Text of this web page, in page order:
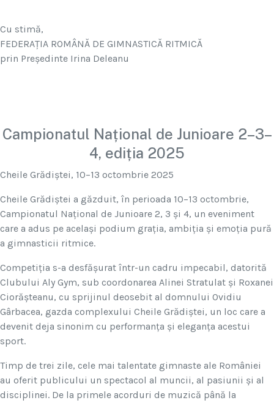
Cu stimă,
FEDERAȚIA ROMÂNĂ DE GIMNASTICĂ RITMICĂ
prin Președinte Irina Deleanu
Campionatul Național de Junioare 2–3–
4, ediția 2025
Cheile Grădiștei, 10–13 octombrie 2025
Cheile Grădiștei a găzduit, în perioada 10–13 octombrie,
Campionatul Național de Junioare 2, 3 și 4, un eveniment
care a adus pe același podium grația, ambiția și emoția pură
a gimnasticii ritmice.
Competiția s-a desfășurat într-un cadru impecabil, datorită
Clubului Aly Gym, sub coordonarea Alinei Stratulat și Roxanei
Ciorășteanu, cu sprijinul deosebit al domnului Ovidiu
Gârbacea, gazda complexului Cheile Grădiștei, un loc care a
devenit deja sinonim cu performanța și eleganța acestui
sport.
Timp de trei zile, cele mai talentate gimnaste ale României
au oferit publicului un spectacol al muncii, al pasiunii și al
disciplinei. De la primele acorduri de muzică până la